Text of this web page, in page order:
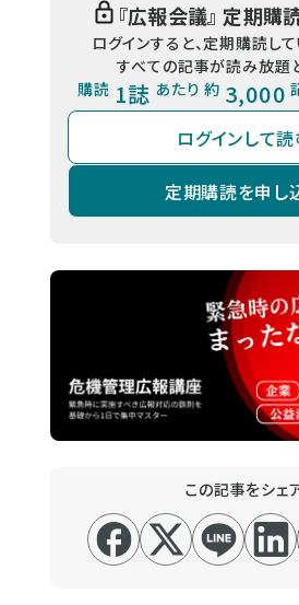
『広報会議』 定期購
ログインすると、定期購読し
すべての記事が読み放題
購読 1誌 あたり 約 3,000
ログインして
定期購読を申し
この記事をシェ